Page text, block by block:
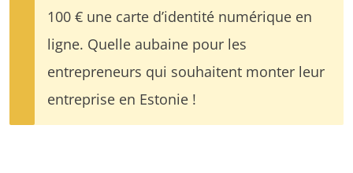
100 € une carte d’identité numérique en
ligne. Quelle aubaine pour les
entrepreneurs qui souhaitent monter leur
entreprise en Estonie !